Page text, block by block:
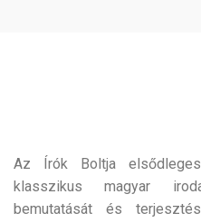
Az Írók Boltja
klasszikus magyar
bemutatását és